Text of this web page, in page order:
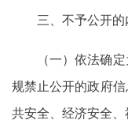
三、不予公开的
（一）依法确
规禁止公开的政府
共安全、经济安全、